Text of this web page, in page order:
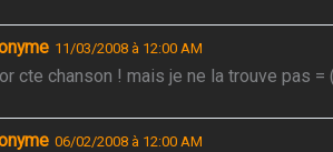
11/03/2008 à 12:00 AM
cte chanson ! mais je ne la trouve pas =
06/02/2008 à 12:00 AM